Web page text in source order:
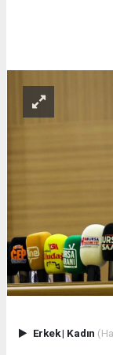
Erkek| Kadın